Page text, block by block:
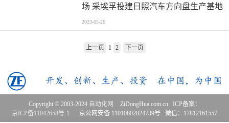
场 采埃孚投建日照汽车方向盘生产基地
2023-05-26
上一页 1 2 下一页
Copyright © 2003-2024 自动化网
ZiDongHua.com.cn ICP备案：
京ICP备11042658号-1
京公网安备 11010802024739号 微信：17812161557